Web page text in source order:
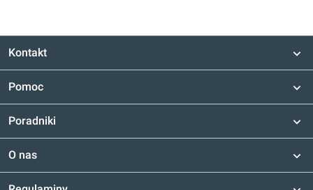
Kontakt
Pomoc
Poradniki
O nas